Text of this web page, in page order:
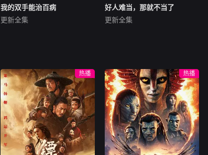
我的双手能治百病
胡文飞＆朱梦茹
我的双手能治百病
更新全集
好人难当，那就不当了
亦＆常珂欣
好人难当，那就不当了
更新全集
热播 热播